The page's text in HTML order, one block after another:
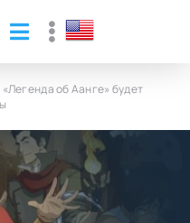
«Легенда об Аанге» будет
на смартфоны